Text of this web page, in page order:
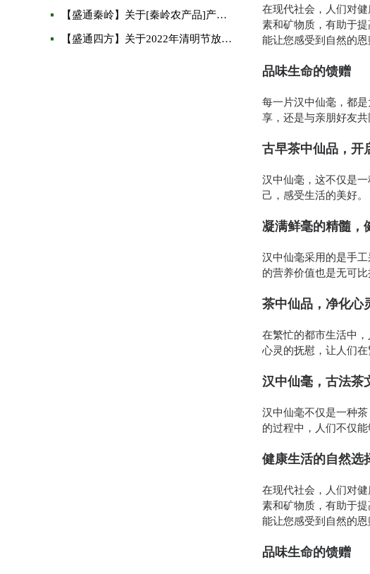
【盛通秦岭】关于[秦岭农产品]产品交收的通知
【盛通四方】关于2022年清明节放假通知
在现代社会，人们对
素和矿物质，有助于
能让您感受到自然的恩
品味生命的馈赠
每一片汉中仙毫，都
享，还是与亲朋好友
古早茶中仙品，开
汉中仙毫，这不仅是
己，感受生活的美好。
凝满鲜毫的精髓，
汉中仙毫采用的是手
的营养价值也是无可
茶中仙品，净化心
在繁忙的都市生活中
心灵的抚慰，让人们
汉中仙毫，古法茶
汉中仙毫不仅是一种
的过程中，人们不仅
健康生活的自然选
在现代社会，人们对
素和矿物质，有助于
能让您感受到自然的恩
品味生命的馈赠